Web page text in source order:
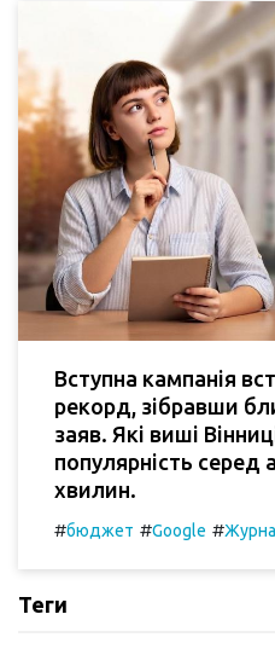
Вступна кампанія
рекорд, зібравши
заяв. Які виші
популярність серед
хвилин.
#бюджет #Google #
Теги